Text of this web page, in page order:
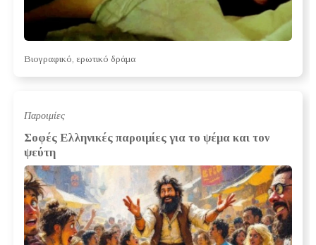
Bιογραφικό, ερωτικό δράμα
Παροιμίες
Σοφές Ελληνικές παροιμίες για το ψέμα και τον
ψεύτη